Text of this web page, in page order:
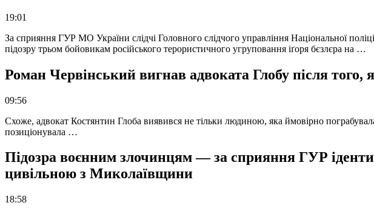
19:01
За сприяння ГУР МО України слідчі Головного слідчого управління Національної
підозру трьом бойовикам російського терористичного угруповання іґоря бєзлєра на …
Роман Червінський вигнав адвоката Глобу після того,
09:56
Схоже, адвокат Костянтин Глоба виявився не тільки людиною, яка ймовірно
позиціонувала …
Підозра воєнним злочинцям — за сприяння ГУР
цивільною з Миколаївщини
18:58